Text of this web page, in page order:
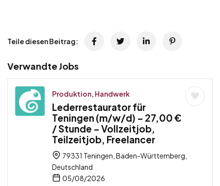
Teile diesen Beitrag:
Verwandte Jobs
Produktion, Handwerk
Lederrestaurator für
Teningen (m/w/d) – 27,00 €
/ Stunde – Vollzeitjob,
Teilzeitjob, Freelancer
79331 Teningen, Baden-Württemberg,
Deutschland
05/08/2026